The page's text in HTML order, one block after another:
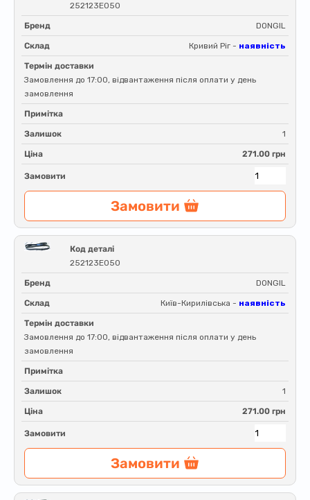
252123E050
Бренд DONGIL
Склад Кривий Ріг - наявність
Термін доставки
Замовлення до 17:00, відвантаження після оплати у день
замовлення
Примітка
Залишок 1
Ціна 271.00 грн
Замовити
Замовити
Код деталі
252123E050
Бренд DONGIL
Склад Київ-Кирилівська - наявність
Термін доставки
Замовлення до 17:00, відвантаження після оплати у день
замовлення
Примітка
Залишок 1
Ціна 271.00 грн
Замовити
Замовити